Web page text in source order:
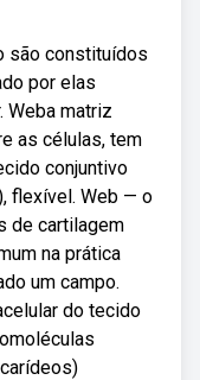
são constituídos
por elas
Weba matriz
as células, tem
conjuntivo
flexível. Web — o
de cartilagem
na prática
um campo.
do tecido